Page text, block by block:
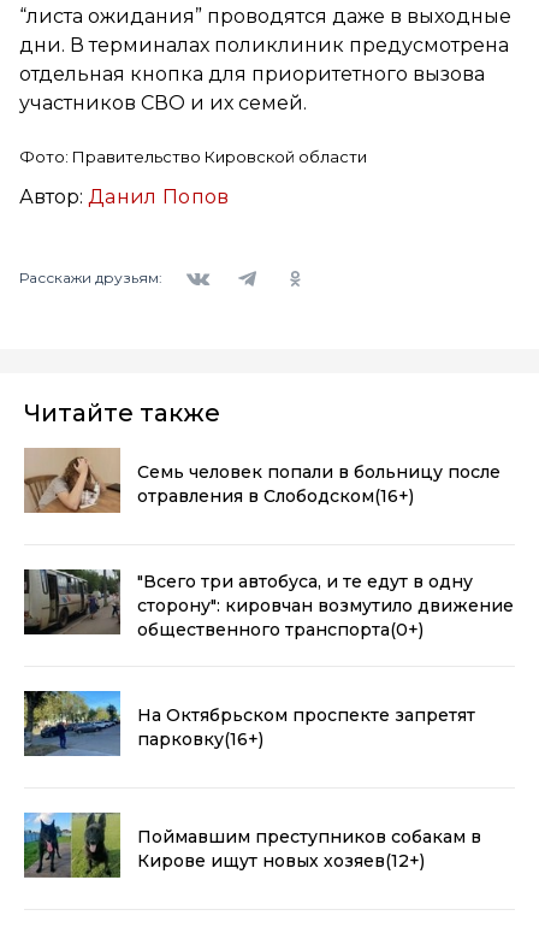
“листа ожидания” проводятся даже в выходные
дни. В терминалах поликлиник предусмотрена
отдельная кнопка для приоритетного вызова
участников СВО и их семей.
Фото: Правительство Кировской области
Автор: Данил Попов
Расскажи друзьям:
Читайте также
Семь человек попали в больницу после
отравления в Слободском(16+)
"Всего три автобуса, и те едут в одну
сторону": кировчан возмутило движение
общественного транспорта(0+)
На Октябрьском проспекте запретят
парковку(16+)
Поймавшим преступников собакам в
Кирове ищут новых хозяев(12+)